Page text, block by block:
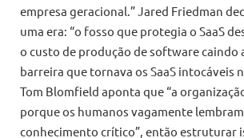
empresa geracional.” Jared Friedman
uma era: “o fosso que protegia o SaaS
o custo de produção de software caindo
barreira que tornava os SaaS intocáveis
Tom Blomfield aponta que “a
porque os humanos vagamente
conhecimento crítico”, então estruturar